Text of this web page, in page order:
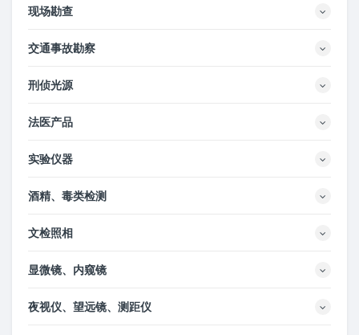
现场勘查
交通事故勘察
刑侦光源
法医产品
实验仪器
酒精、毒类检测
文检照相
显微镜、内窥镜
夜视仪、望远镜、测距仪